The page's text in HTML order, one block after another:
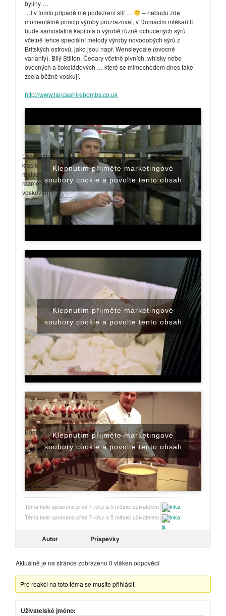
byliny …
…I v tomto případě mé podezření sílí …
– nebudu zde
momentálně princip výroby prozrazovat, v Domácím mlékaři II.
bude samostatná kapitola o výrobě různě ochucených sýrů
včetně lehce speciální metody výroby novodobých sýrů z
Britských ostrovů, jako jsou např. Wensleydale (ovocné
varianty), Bílý Stilton, Čedary včetně pivních, whisky nebo
ovocných a čokoládových … které se mimochodem dnes také
zcela běžně voskují.
http://www.lancashirebombs.co.uk
Lancashire
klasik
malých
rozměrů +
voskování:
Klepnutím přijměte marketingové
soubory cookie a povolte tento obsah
Klepnutím přijměte marketingové
soubory cookie a povolte tento obsah
Bomby
ve
vosku:
Klepnutím přijměte marketingové
soubory cookie a povolte tento obsah
Téma bylo upraveno před 7 roky a 5 měsíci uživatelem Inka
Téma bylo upraveno před 7 roky a 5 měsíci uživatelem
Inka
Autor Příspěvky
Aktuálně je na stránce zobrazeno 0 vláken odpovědí
Pro reakci na toto téma se musíte přihlásit.
Uživatelské jméno: